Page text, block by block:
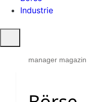
Industrie
öffnen
manager magazin